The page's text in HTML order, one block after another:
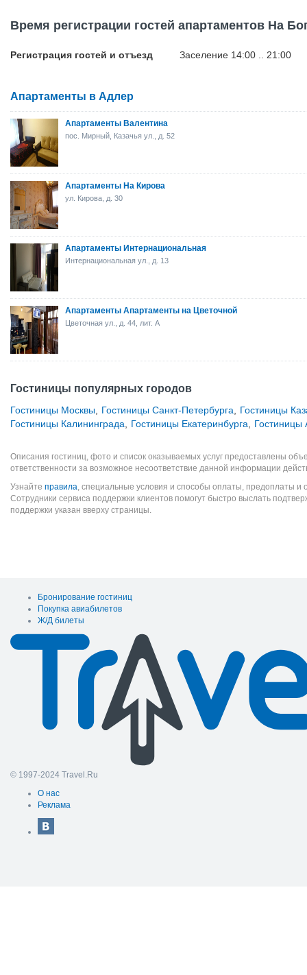
Время регистрации гостей апартаментов На
Регистрация гостей и отъезд Заселение 14:00 .. 21:00
Апартаменты в Адлер
Апартаменты Валентина
пос. Мирный, Казачья ул., д. 52
Апартаменты На Кирова
ул. Кирова, д. 30
Апартаменты Интернациональная
Интернациональная ул., д. 13
Апартаменты Апартаменты на Цветочной
Цветочная ул., д. 44, лит. А
Гостиницы популярных городов
Гостиницы Москвы Гостиницы Санкт-Петербурга
Гостиницы
Гостиницы Калининграда
Гостиницы Екатеринбурга Гостиницы
Описания гостиниц, фото и список оказываемых услуг предоставлены
ответственности за возможное несоответствие данной информации
Узнайте правила, специальные условия и способы оплаты, предоплаты и
Сотрудники сервиса поддержки клиентов помогут быстро выслать
поддержки указан вверху страницы.
Бронирование гостиниц
Покупка авиабилетов
Ж/Д билеты
© 1997-2024 Travel.Ru
О нас
Реклама